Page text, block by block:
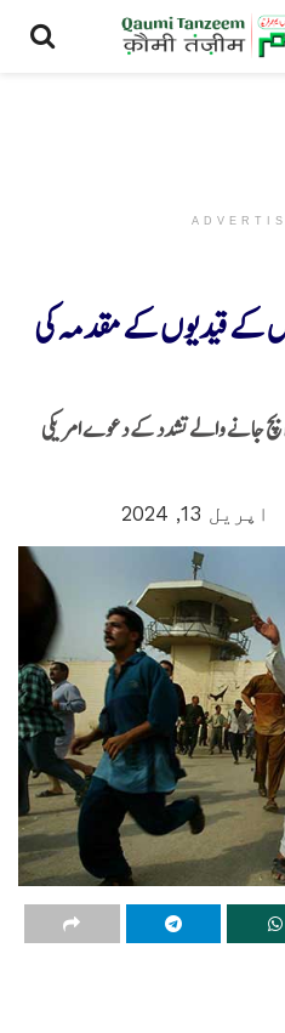
کے قیدیوں کے مقدمہ کی
بچ جانے والے تشدد کے دعوے امریکی
اپریل 13, 2024